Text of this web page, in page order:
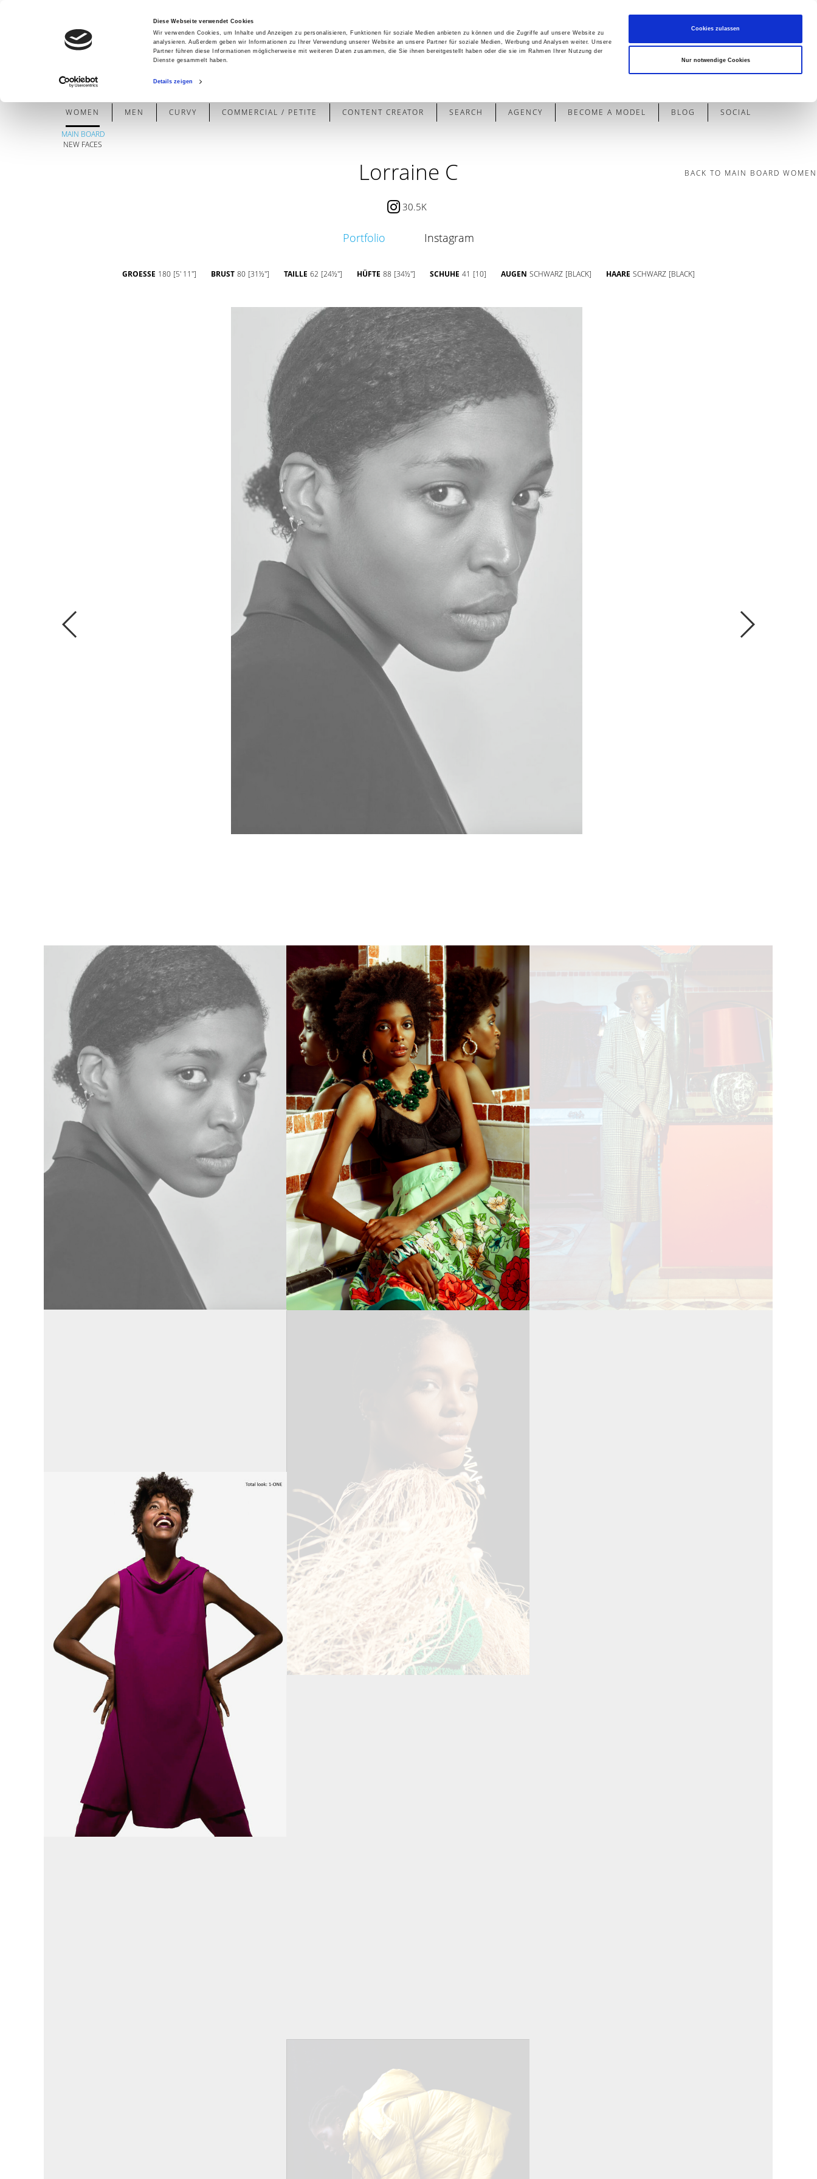
Diese Webseite verwendet Cookies
Wir verwenden Cookies, um Inhalte und Anzeigen zu personalisieren, Funktionen für soziale Medien anbieten zu können und die Zugriffe auf unsere Website zu
analysieren. Außerdem geben wir Informationen zu Ihrer Verwendung unserer Website an unsere Partner für soziale Medien, Werbung und Analysen weiter. Unsere
Partner führen diese Informationen möglicherweise mit weiteren Daten zusammen, die Sie ihnen bereitgestellt haben oder die sie im Rahmen Ihrer Nutzung der
Dienste gesammelt haben.
Details zeigen
Cookies zulassen
Nur notwendige Cookies
Contact
WOMEN
MAIN BOARD
NEW FACES
MEN CURVY COMMERCIAL / PETITE CONTENT CREATOR SEARCH AGENCY BECOME A MODEL BLOG SOCIAL
Lorraine C BACK TO MAIN BOARD WOMEN
30.5K
Portfolio Instagram
GROESSE 180 [5' 11''] BRUST 80 [31½''] TAILLE 62 [24½''] HÜFTE 88 [34½''] SCHUHE 41 [10] AUGEN SCHWARZ [BLACK] HAARE SCHWARZ [BLACK]